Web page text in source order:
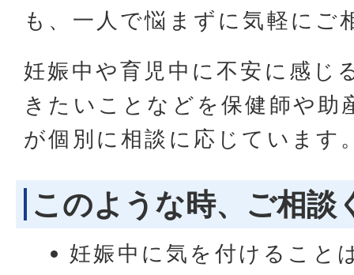
も、一人で悩まずに気軽にご
妊娠中や育児中に不安に感じ
きたいことなどを保健師や助
が個別に相談に応じています
このような時、ご相談
妊娠中に気を付けること